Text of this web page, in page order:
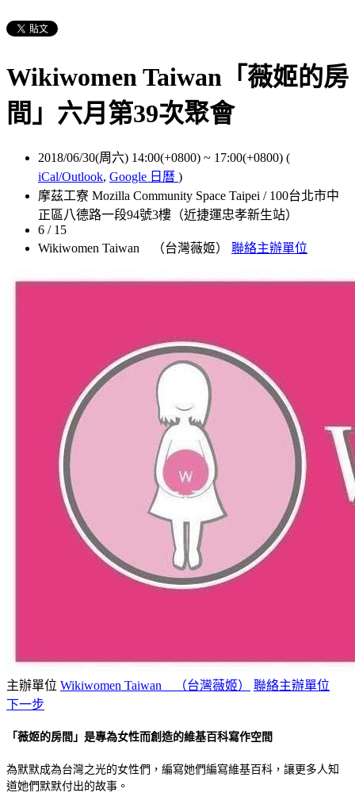
Wikiwomen Taiwan「薇姬的房
間」六月第39次聚會
2018/06/30(周六) 14:00(+0800) ~ 17:00(+0800) (
iCal/Outlook, Google 日曆 )
摩茲工寮 Mozilla Community Space Taipei / 100台北市中
正區八德路一段94號3樓（近捷運忠孝新生站）
6 / 15
Wikiwomen Taiwan （台灣薇姬） 聯絡主辦單位
主辦單位 Wikiwomen Taiwan （台灣薇姬）
聯絡主辦單位
下一步
「薇姬的房間」是專為女性而創造的維基百科寫作空間
為默默成為台灣之光的女性們，編寫她們編寫維基百科，讓更多人知
道她們默默付出的故事。